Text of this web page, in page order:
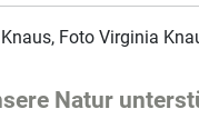
Foto Virginia
Natur